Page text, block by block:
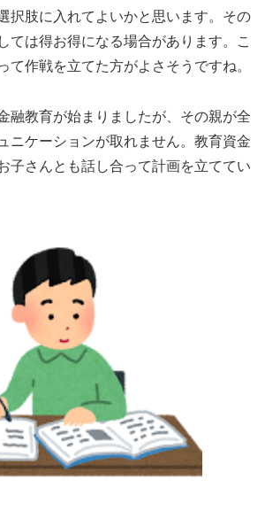
択肢に入れてよいかと思います。その
ては得お得になる場合があります。こ
て作戦を立てた方がよさそうですね。
融教育が始まりましたが、その親が全
ニケーションが取れません。教育資金
子さんとも話し合って計画を立ててい